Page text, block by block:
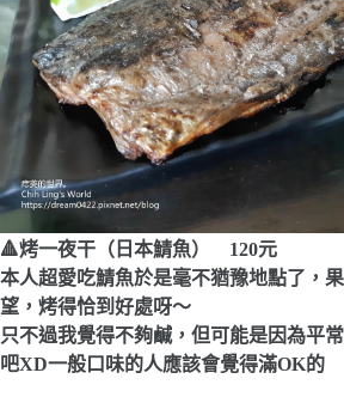
🔺烤一夜干（日本鯖魚） 120元
本人超愛吃鯖魚於是毫不猶豫地點了，
望，烤得恰到好處呀～
只不過我覺得不夠鹹，但可能是因為平
吧XD一般口味的人應該會覺得滿OK的